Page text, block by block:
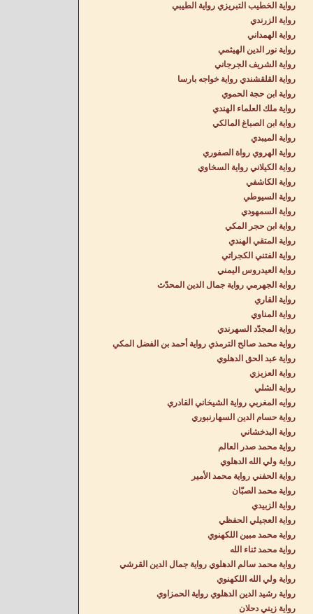
رواية الخطيب التبريزي رواية الطيبي
رواية الزرندي
رواية الهمداني
رواية نور الدين الهيثمي
رواية الشريف الجرجاني
رواية القلقشندي رواية خواجه بارسا
رواية ابن حجة الحموي
رواية ملك العلماء الهندي
رواية ابن الصباغ المالكي
رواية الميبدي
رواية الهروي رواة الصفوري
رواية الكيلاني رواية السخاوي
رواية الكاشفي
رواية السيوطي
رواية السمهودي
رواية ابن حجر المكي
رواية المتقي الهندي
رواية الفتني الكجراتي
رواية العيدروس اليمني
رواية الجهرمي رواية جمال الدين المحدّث
رواية القاري
رواية المناوي
رواية المجدّد السهرندي
رواية محمد صالح الترمذي رواية أحمد بن الفضل المكي
رواية عبد الحق الدهلوي
رواية العزيزي
رواية الشلي
روايه المغربي رواية الشيخاني القادري
رواية حسام الدين السهارنبوري
رواية البدخشاني
رواية محمد صدر العالم
رواية ولي الله الدهلوي
رواية الحفني رواية محمد الأمير
رواية محمد الصبّان
رواية الزبيدي
رواية العجيلي الحفظي
رواية محمد مبين اللكهنوي
رواية محمد ثناء الله
رواية محمد سالم الدهلوي رواية جمال الدين القرشي
رواية ولي الله اللكهنوي
رواية رشيد الدين الدهلوي رواية الحمزاوي
رواية زيني دحلان